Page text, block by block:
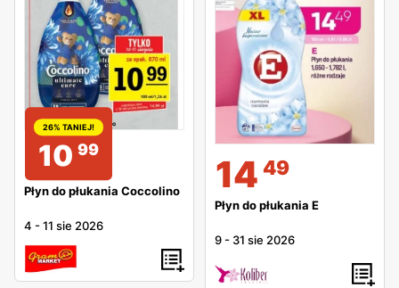
26% TANIEJ!
10 99
Płyn do płukania Coccolino
4 -11 sie 2026
14 49
Płyn do płukania E
9 - 31 sie 2026